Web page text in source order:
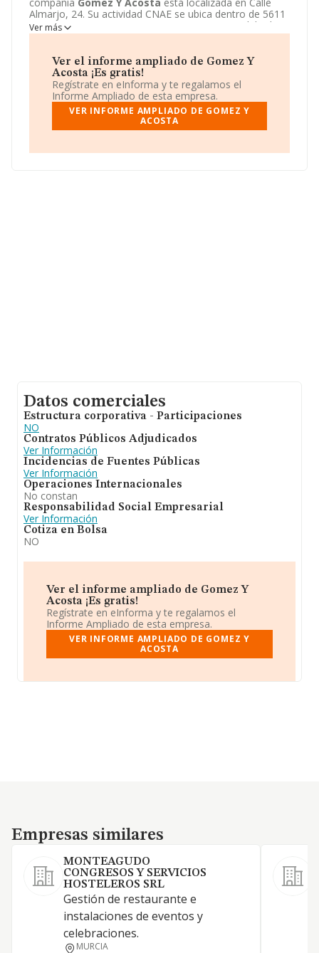
Almarjo, 24. Su actividad CNAE se ubica dentro de 5611
- Restaurantes.
tiene un modelo de
sociedad Comunidad de bienes.
Ver más
Ver el informe ampliado de Gomez Y
Acosta ¡Es gratis!
Regístrate en eInforma y te regalamos el
Informe Ampliado de esta empresa.
VER INFORME AMPLIADO DE GOMEZ Y
ACOSTA
Datos comerciales
Estructura corporativa - Participaciones
NO
Contratos Públicos Adjudicados
Ver Información
Incidencias de Fuentes Públicas
Ver Información
Operaciones Internacionales
No constan
Responsabilidad Social Empresarial
Ver Información
Cotiza en Bolsa
NO
Ver el informe ampliado de Gomez Y
Acosta ¡Es gratis!
Regístrate en eInforma y te regalamos el
Informe Ampliado de esta empresa.
VER INFORME AMPLIADO DE GOMEZ Y
ACOSTA
Empresas similares
Empresas similares
MONTEAGUDO
CONGRESOS Y SERVICIOS
HOSTELEROS SRL
Gestión de restaurante e
instalaciones de eventos y
celebraciones.
MURCIA